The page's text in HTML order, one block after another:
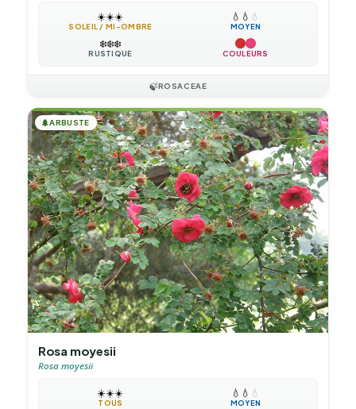
☀️☀️☀️
SOLEIL / MI-OMBRE
💧 💧 💧
MOYEN
❄️❄️❄️
RUSTIQUE COULEURS
🍃ROSACEAE
🌲ARBUSTE
Rosa moyesii
Rosa moyesii
☀️☀️☀️
TOUS
💧 💧 💧
MOYEN